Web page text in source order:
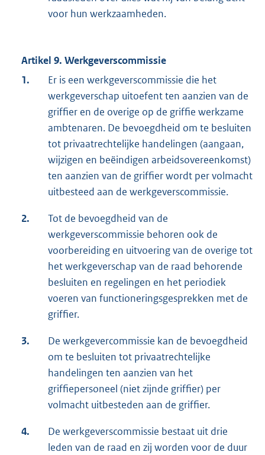
voor hun werkzaamheden.
Artikel 9. Werkgeverscommissie
1.
Er is een werkgeverscommissie die het
werkgeverschap uitoefent ten aanzien van de
griffier en de overige op de griffie werkzame
ambtenaren. De bevoegdheid om te besluiten
tot privaatrechtelijke handelingen (aangaan,
wijzigen en beëindigen arbeidsovereenkomst)
ten aanzien van de griffier wordt per volmacht
uitbesteed aan de werkgeverscommissie.
2.
Tot de bevoegdheid van de
werkgeverscommissie behoren ook de
voorbereiding en uitvoering van de overige tot
het werkgeverschap van de raad behorende
besluiten en regelingen en het periodiek
voeren van functioneringsgesprekken met de
griffier.
3.
De werkgevercommissie kan de bevoegdheid
om te besluiten tot privaatrechtelijke
handelingen ten aanzien van het
griffiepersoneel (niet zijnde griffier) per
volmacht uitbesteden aan de griffier.
4.
De werkgeverscommissie bestaat uit drie
leden van de raad en zij worden voor de duur